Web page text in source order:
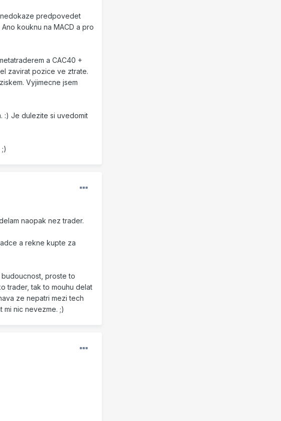
nedokaze predpovedet
kouknu na MACD a pro
a CAC40 +
zavirat pozice ve ztrate.
Vyjimecne jsem
:) Je dulezite si uvedomit
naopak nez trader.
a rekne kupte za
budoucnost, proste to
trader, tak to mouhu delat
ze nepatri mezi tech
mi nic nevezme. ;)